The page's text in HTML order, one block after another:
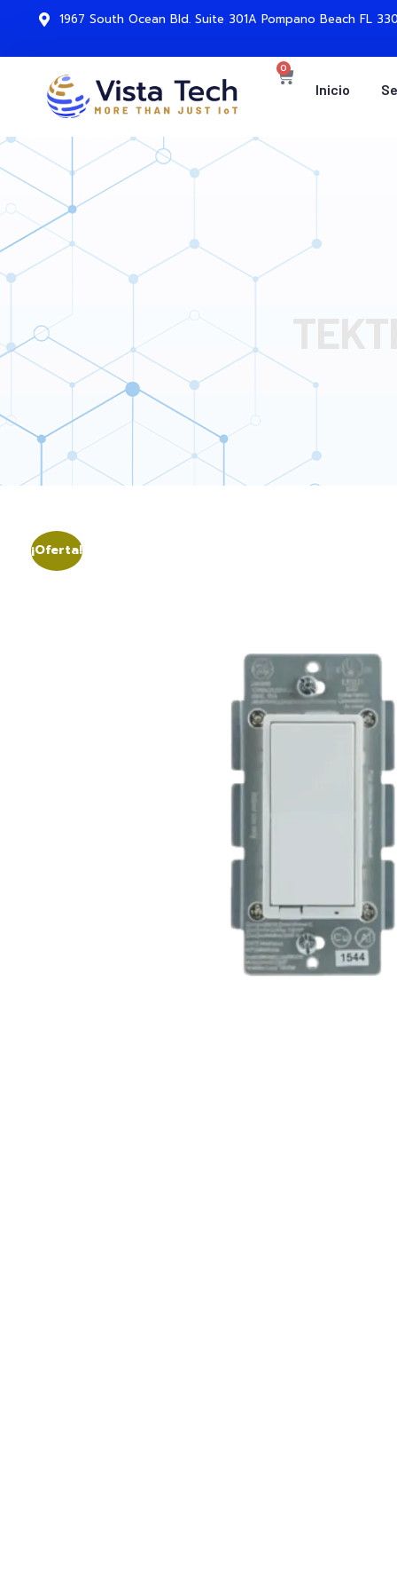
1967 South Ocean Bld. Suite 301A Pompano Beach FL
0
Inicio
¡Oferta!